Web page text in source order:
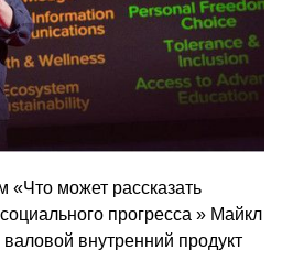
«Что может рассказать
прогресса » Майкл
внутренний продукт